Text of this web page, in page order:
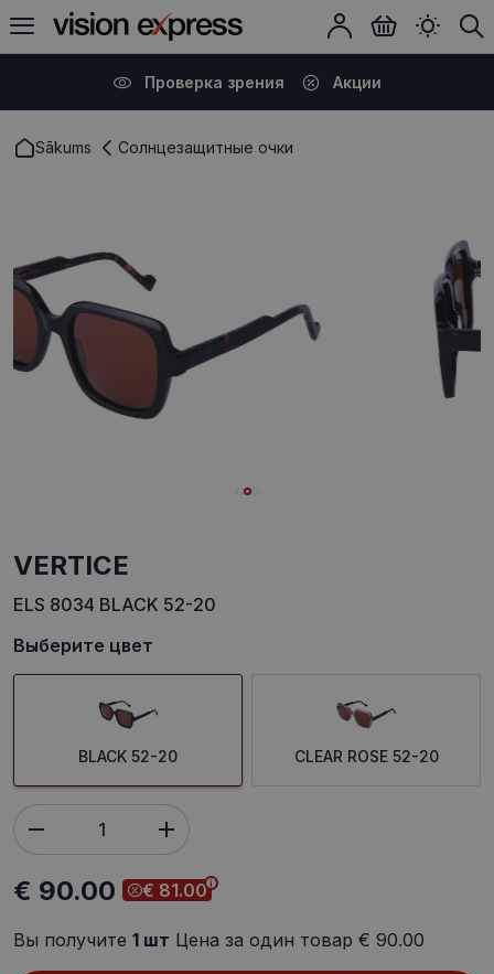
Проверка зрения Акции
Sākums Солнцезащитные очки
VERTICE
ELS 8034 BLACK 52-20
Выберите цвет
BLACK 52-20 CLEAR ROSE 52-20
€ 90.00 € 81.00
Вы получите 1 шт Цена за один товар € 90.00